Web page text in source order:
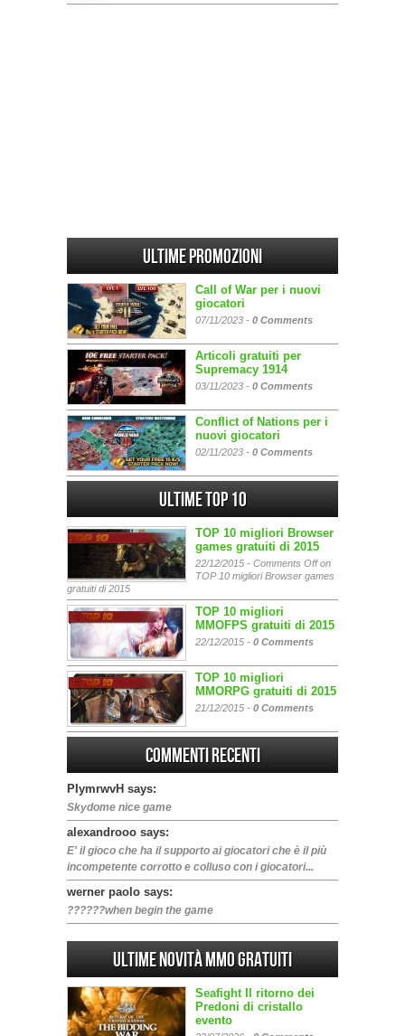
Ultime promozioni
Call of War per i nuovi
giocatori
07/11/2023 - 0 Comments
Articoli gratuiti per
Supremacy 1914
03/11/2023 - 0 Comments
Conflict of Nations per i
nuovi giocatori
02/11/2023 - 0 Comments
Ultime Top 10
TOP 10 migliori Browser
games gratuiti di 2015
22/12/2015 - Comments Offon
TOP 10 migliori Browser games
gratuiti di 2015
TOP 10 migliori
MMOFPS gratuiti di 2015
22/12/2015 - 0 Comments
TOP 10 migliori
MMORPG gratuiti di 2015
21/12/2015 - 0 Comments
Commenti Recenti
PIymrwvH says:
Skydome nice game
alexandrooo says:
E' il gioco che ha il supporto ai giocatori che è il più
incompetente corrotto e colluso con i giocatori...
werner paolo says:
??????when begin the game
Ultime Novità MMO gratuiti
Seafight Il ritorno dei
Predoni di cristallo
evento